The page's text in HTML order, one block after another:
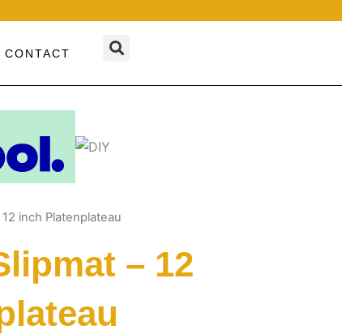
CONTACT
inch Platenplateau
– 12